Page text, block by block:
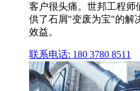
客户很头痛。世邦工程师
供了石屑"变废为宝"的解
效益。
联系电话: 180 3780 8511